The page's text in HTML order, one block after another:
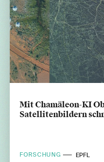
Mit Chamäleon-KI
Satellitenbildern
FORSCHUNG EPFL